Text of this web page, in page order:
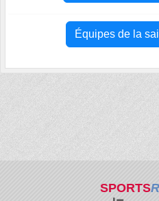
Équipes de la
SPORTS